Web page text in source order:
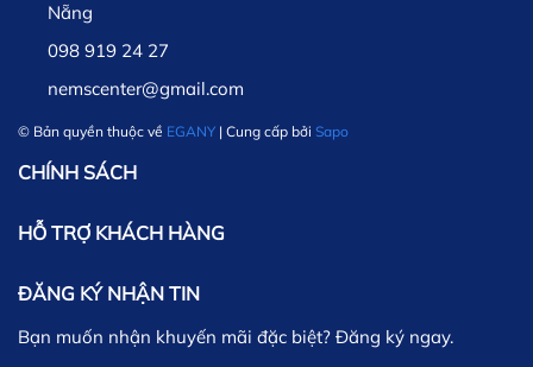
Nẵng
098 919 24 27
nemscenter@gmail.com
© Bản quyền thuộc về EGANY | Cung cấp bởi Sapo
CHÍNH SÁCH
HỖ TRỢ KHÁCH HÀNG
ĐĂNG KÝ NHẬN TIN
Bạn muốn nhận khuyến mãi đặc biệt? Đăng ký ngay.